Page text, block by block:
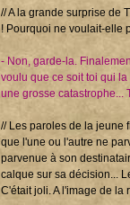
// A la grande surprise de
! Pourquoi ne voulait-elle
- Non, garde-la.
voulu que ce soit toi qui
une grosse catastrophe...
// Les paroles de la jeune
que l'une ou l'autre ne
parvenue à son
calque sur sa décision...
C'était joli. A l'image de la